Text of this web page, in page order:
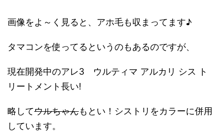
画像をよ～く見ると、アホ毛も収まってます♪
タマコンを使ってるというのもあるのですが、
現在開発中のアレ3 ウルティマ アルカリ シス ト
リートメント長い!
略してウルちゃんもとい！シストリをカラーに併用
しています。